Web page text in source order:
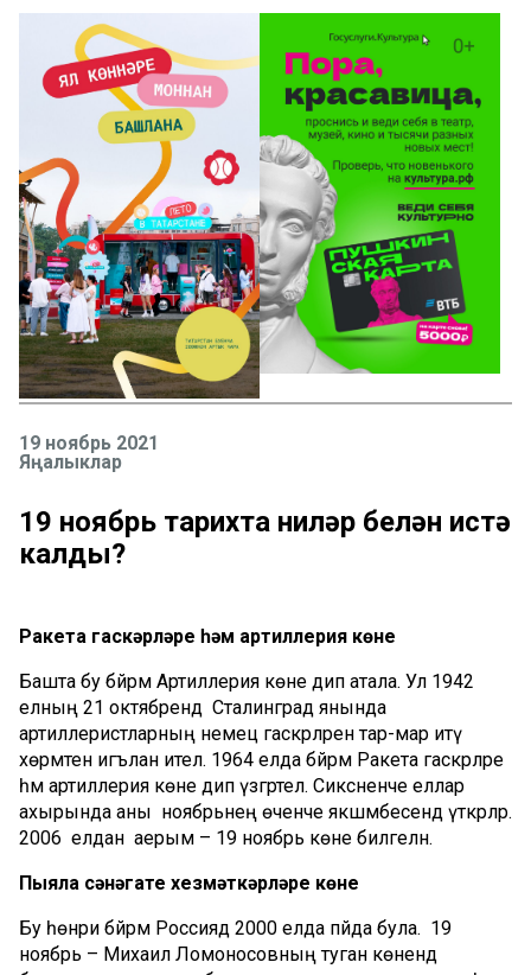
19 ноябрь 2021
Яңалыклар
19 ноябрь тарихта ниләр белән истә
калды?
Ракета гаскәрләре һәм артиллерия көне
Башта бу бәйрәм Артиллерия көне дип атала. Ул 1942
елның 21 октябрендә Сталинград янында
артиллеристларның немец гаскәрләрен тар-мар итү
хөрмәтенә игълан ителә. 1964 елда бәйрәм Ракета гаскәрләре
һәм артиллерия көне дип үзгәртелә. Сиксәненче еллар
ахырында аны ноябрьнең өченче якшәмбесендә үткәрәләр.
2006 елдан аерым – 19 ноябрь көне билгеләнә.
Пыяла сәнәгате хезмәткәрләре көне
Бу һөнәри бәйрәм Россиядә 2000 елда пәйда була. 19
ноябрь – Михаил Ломоносовның туган көнендә